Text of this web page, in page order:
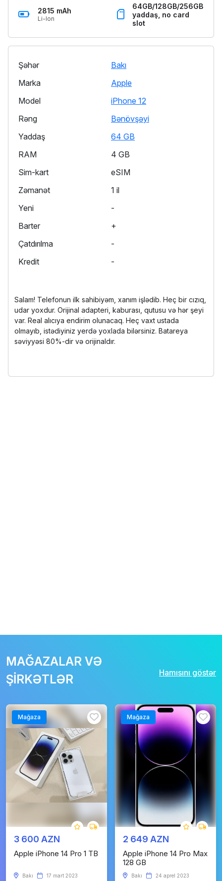
2815 mAh
Li-Ion
64GB/128GB/256GB
yaddaş, no card
slot
Şəhər
Bakı
Marka
Apple
Model
iPhone 12
Rəng
Bənövşəyi
Yaddaş
64 GB
RAM
4 GB
Sim-kart
eSIM
Zəmanət
1 il
Yeni
-
Barter
+
Çatdırılma
-
Kredit
-
Salam! Telefonun ilk sahibiyəm, xanım işlədib. Heç bir cızıq,
udar yoxdur. Orijinal adapteri, kaburası, qutusu və hər şeyi
var. Real alıcıya endirim olunacaq. Heç vaxt ustada
olmayıb, istədiyiniz yerdə yoxlada bilərsiniz. Batareya
səviyyəsi 80%-dir və orijinaldır.
MAĞAZALAR VƏ
ŞİRKƏTLƏR
Hamısını göstər
Mağaza
3 600 AZN
Apple iPhone 14 Pro 1 TB
Bakı 17 mart 2023
Mağaza
2 649 AZN
Apple iPhone 14 Pro Max
128 GB
Bakı 24 aprel 2023